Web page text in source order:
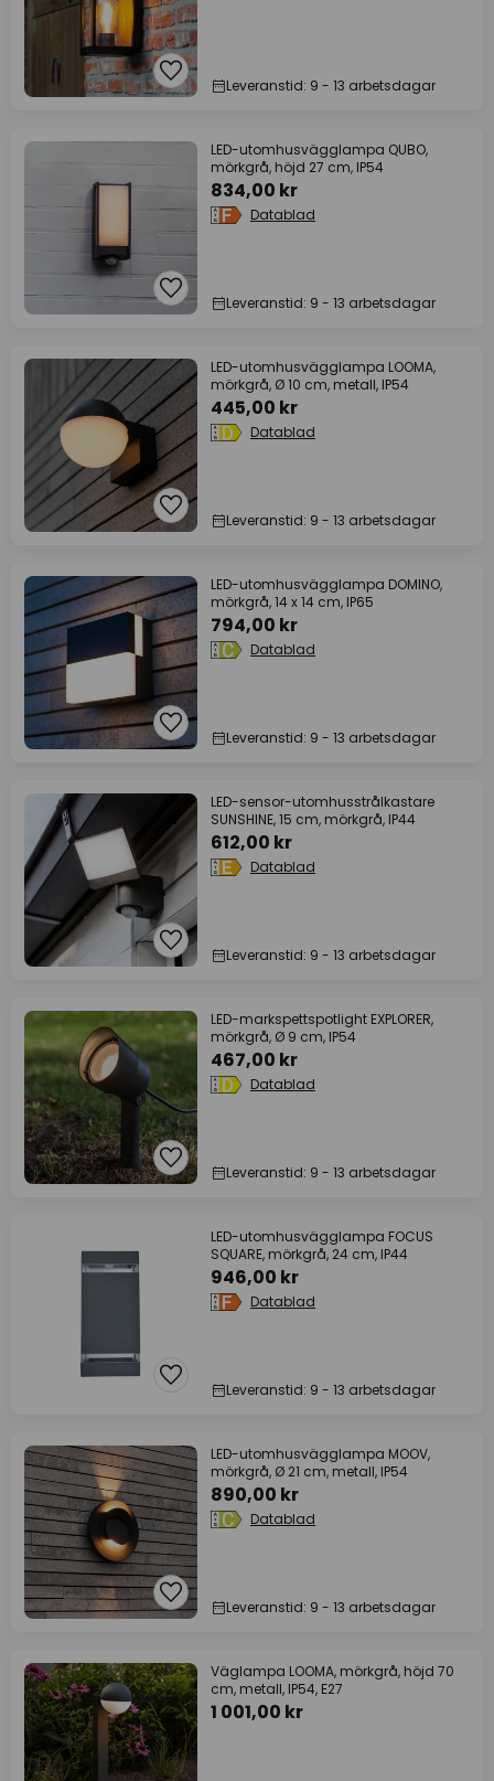
Leveranstid: 9 - 13 arbetsdagar
LED-utomhusvägglampa QUBO,
mörkgrå, höjd 27 cm, IP54
834,00 kr
Datablad
Leveranstid: 9 - 13 arbetsdagar
LED-utomhusvägglampa LOOMA,
mörkgrå, Ø 10 cm, metall, IP54
445,00 kr
Datablad
Leveranstid: 9 - 13 arbetsdagar
LED-utomhusvägglampa DOMINO,
mörkgrå, 14 x 14 cm, IP65
794,00 kr
Datablad
Leveranstid: 9 - 13 arbetsdagar
LED-sensor-utomhusstrålkastare
SUNSHINE, 15 cm, mörkgrå, IP44
612,00 kr
Datablad
Leveranstid: 9 - 13 arbetsdagar
LED-markspettspotlight EXPLORER,
mörkgrå, Ø 9 cm, IP54
467,00 kr
Datablad
Leveranstid: 9 - 13 arbetsdagar
LED-utomhusvägglampa FOCUS
SQUARE, mörkgrå, 24 cm, IP44
946,00 kr
Datablad
Leveranstid: 9 - 13 arbetsdagar
LED-utomhusvägglampa MOOV,
mörkgrå, Ø 21 cm, metall, IP54
890,00 kr
Datablad
Leveranstid: 9 - 13 arbetsdagar
Väglampa LOOMA, mörkgrå, höjd 70
cm, metall, IP54, E27
1 001,00 kr